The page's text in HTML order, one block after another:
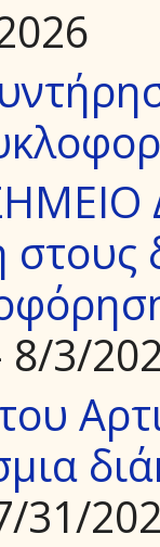
8/3/
31/